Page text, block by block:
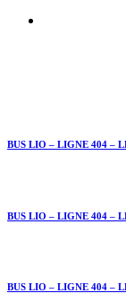
BUS LIO – LIGNE 404 –
BUS LIO – LIGNE 404 –
BUS LIO – LIGNE 404 –